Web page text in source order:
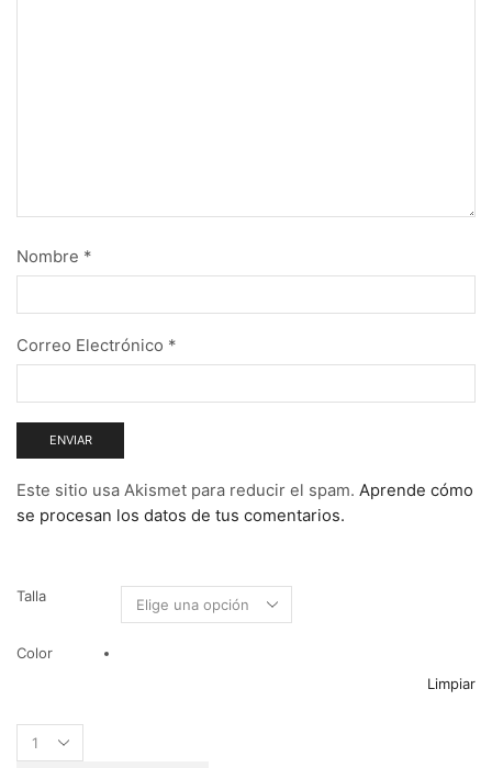
Nombre *
Correo Electrónico *
Este sitio usa Akismet para reducir el spam. Aprende cómo
se procesan los datos de tus comentarios.
Talla
Color
Limpiar